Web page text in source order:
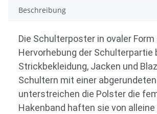
Beschreibung
Die Schulterposter in ovaler
Hervorhebung der
Strickbekleidung, Jacken und
Schultern mit einer
unterstreichen die Polster die
Hakenband haften sie von